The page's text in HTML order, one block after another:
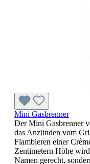
Mini Gasbrenner
Der Mini Gasbrenner
das Anzünden vom
Flambieren einer
Zentimetern Höhe
Namen gerecht,